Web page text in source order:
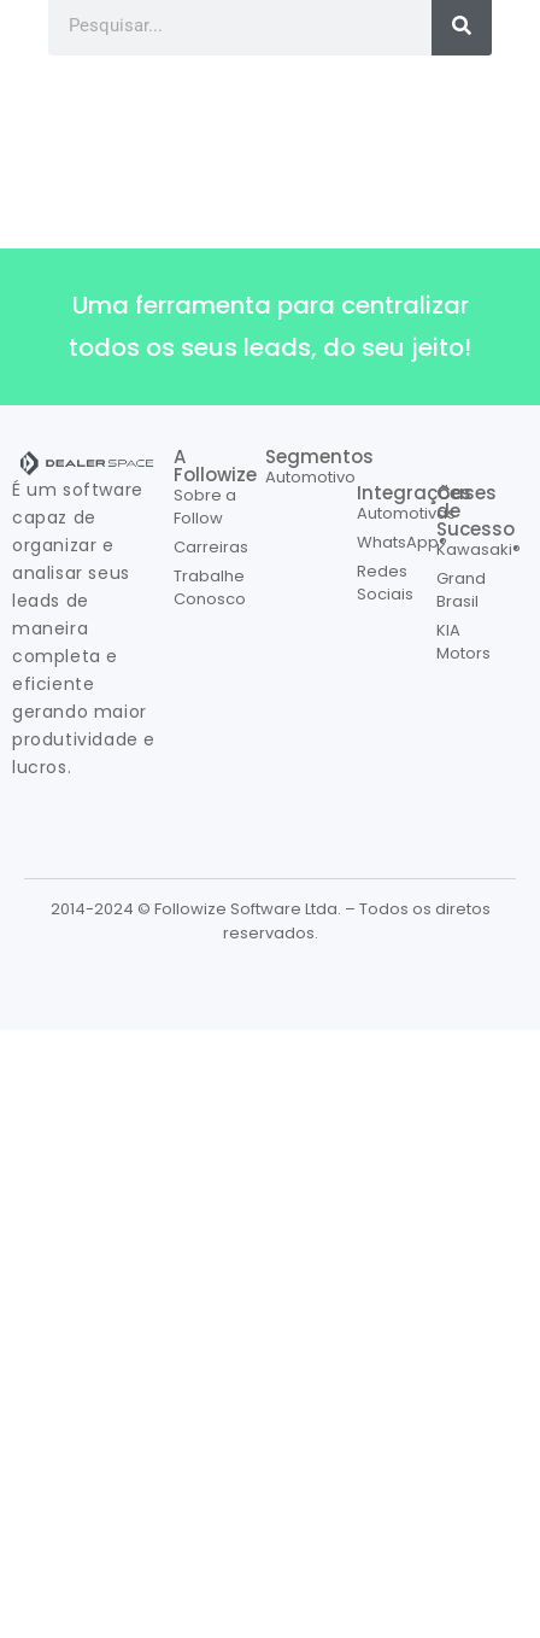
Uma ferramenta para centralizar
todos os seus leads, do seu jeito!
É um software
capaz de
organizar e
analisar seus
leads de
maneira
completa e
eficiente
gerando maior
produtividade e
lucros.
A
Followize
Sobre a
Follow
Carreiras
Trabalhe
Conosco
Segmentos
Automotivo
Integrações
Automotivas
WhatsApp®
Redes
Sociais
Cases
de
Sucesso
Kawasaki®
Grand
Brasil
KIA
Motors
2014-2024 © Followize Software Ltda. – Todos os diretos
reservados.